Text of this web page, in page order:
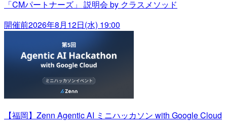
「CMパートナーズ」 説明会 by クラスメソッド
開催前2026年8月12日(水) 19:00
【福岡】Zenn Agentic AI ミニハッカソン with Google Cloud